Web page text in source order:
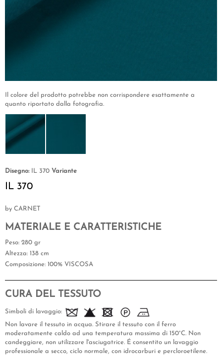
Il colore del prodotto potrebbe non corrispondere esattamente a
quanto riportato dalla fotografia.
Disegno: IL 370 Variante
IL 370
by CARNET
MATERIALE E CARATTERISTICHE
Peso: 280 gr
Altezza: 138 cm
Composizione: 100% VISCOSA
CURA DEL TESSUTO
Simboli di lavaggio:
Non lavare il tessuto in acqua. Stirare il tessuto con il ferro
moderatamente caldo ad una temperatura massima di 150°C. Non
candeggiare, non utilizzare l'asciugatrice. É consentito un lavaggio
professionale a secco, ciclo normale, con idrocarburi e percloroetilene.